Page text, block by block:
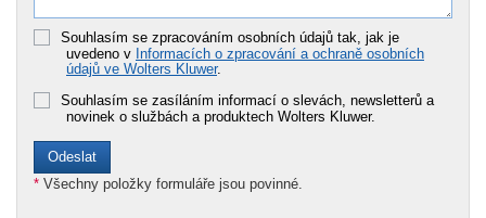
Souhlasím se zpracováním osobních údajů tak, jak je
uvedeno v Informacích o zpracování a ochraně osobních
údajů ve Wolters Kluwer.
Souhlasím se zasíláním informací o slevách, newsletterů a
novinek o službách a produktech Wolters Kluwer.
* Všechny položky formuláře jsou povinné.